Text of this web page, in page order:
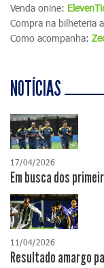
Venda onine:
Compra na bilheteria
Como acompanha:
NOTÍCIAS
17/04/2026
​Em busca dos
11/04/2026
Resultado amargo